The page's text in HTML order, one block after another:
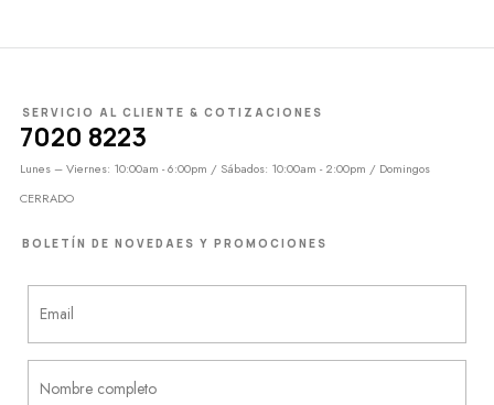
SERVICIO AL CLIENTE & COTIZACIONES
7020 8223
Lunes – Viernes: 10:00am - 6:00pm / Sábados: 10:00am - 2:00pm / Domingos
CERRADO
BOLETÍN DE NOVEDAES Y PROMOCIONES